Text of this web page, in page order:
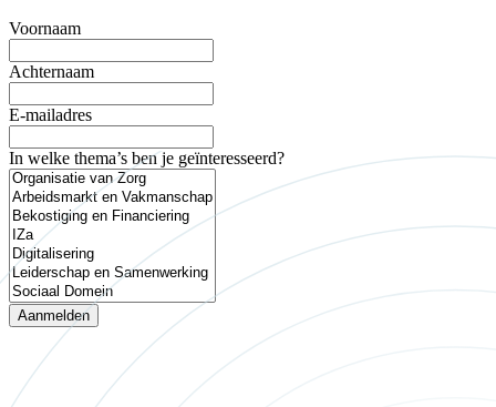
Voornaam
Achternaam
E-mailadres
In welke thema’s ben je geïnteresseerd?
Aanmelden